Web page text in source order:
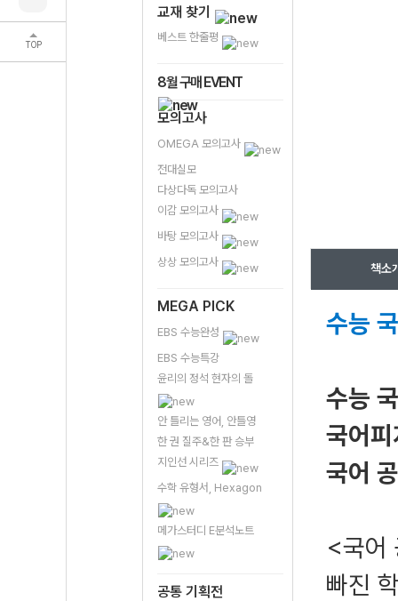
TOP
교재 찾기
베스트 한줄평
8월 구매 EVENT
모의고사
OMEGA 모의고사
전대실모
다상다독 모의고사
이감 모의고사
바탕 모의고사
상상 모의고사
MEGA PICK
EBS 수능완성
EBS 수능특강
윤리의 정석 현자의 돌
안 틀리는 영어, 안틀영
한 권 질주&한 판 승부
지인선 시리즈
수학 유형서, Hexagon
메가스터디 E분석노트
공통 기획전
책소
수능
수능
국어
국어
<국어
빠진